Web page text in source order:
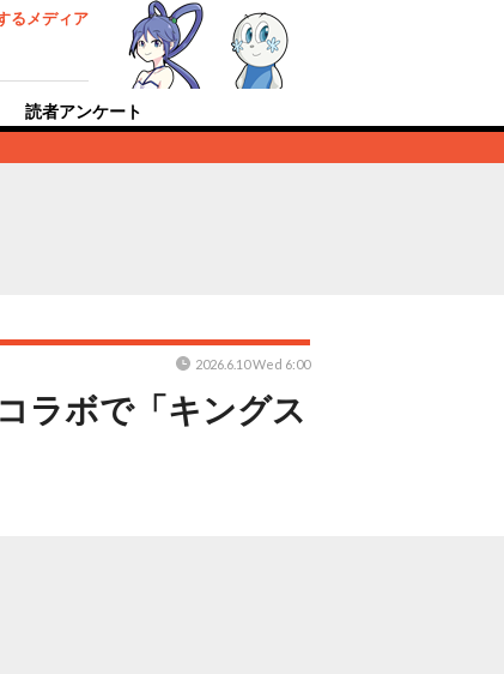
るメディア
読者アンケート
ラボで「キングス
2026.6.10 Wed 6:00